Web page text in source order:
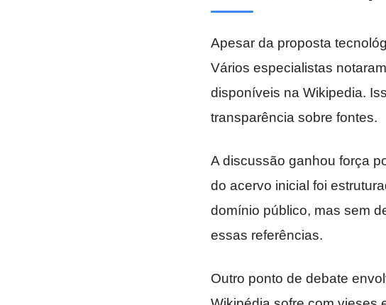
Apesar da proposta
Vários especialistas
disponíveis na Wikipedia.
transparência sobre fontes.
A discussão ganhou força
do acervo inicial foi
domínio público, mas sem
essas referências.
Outro ponto de debate